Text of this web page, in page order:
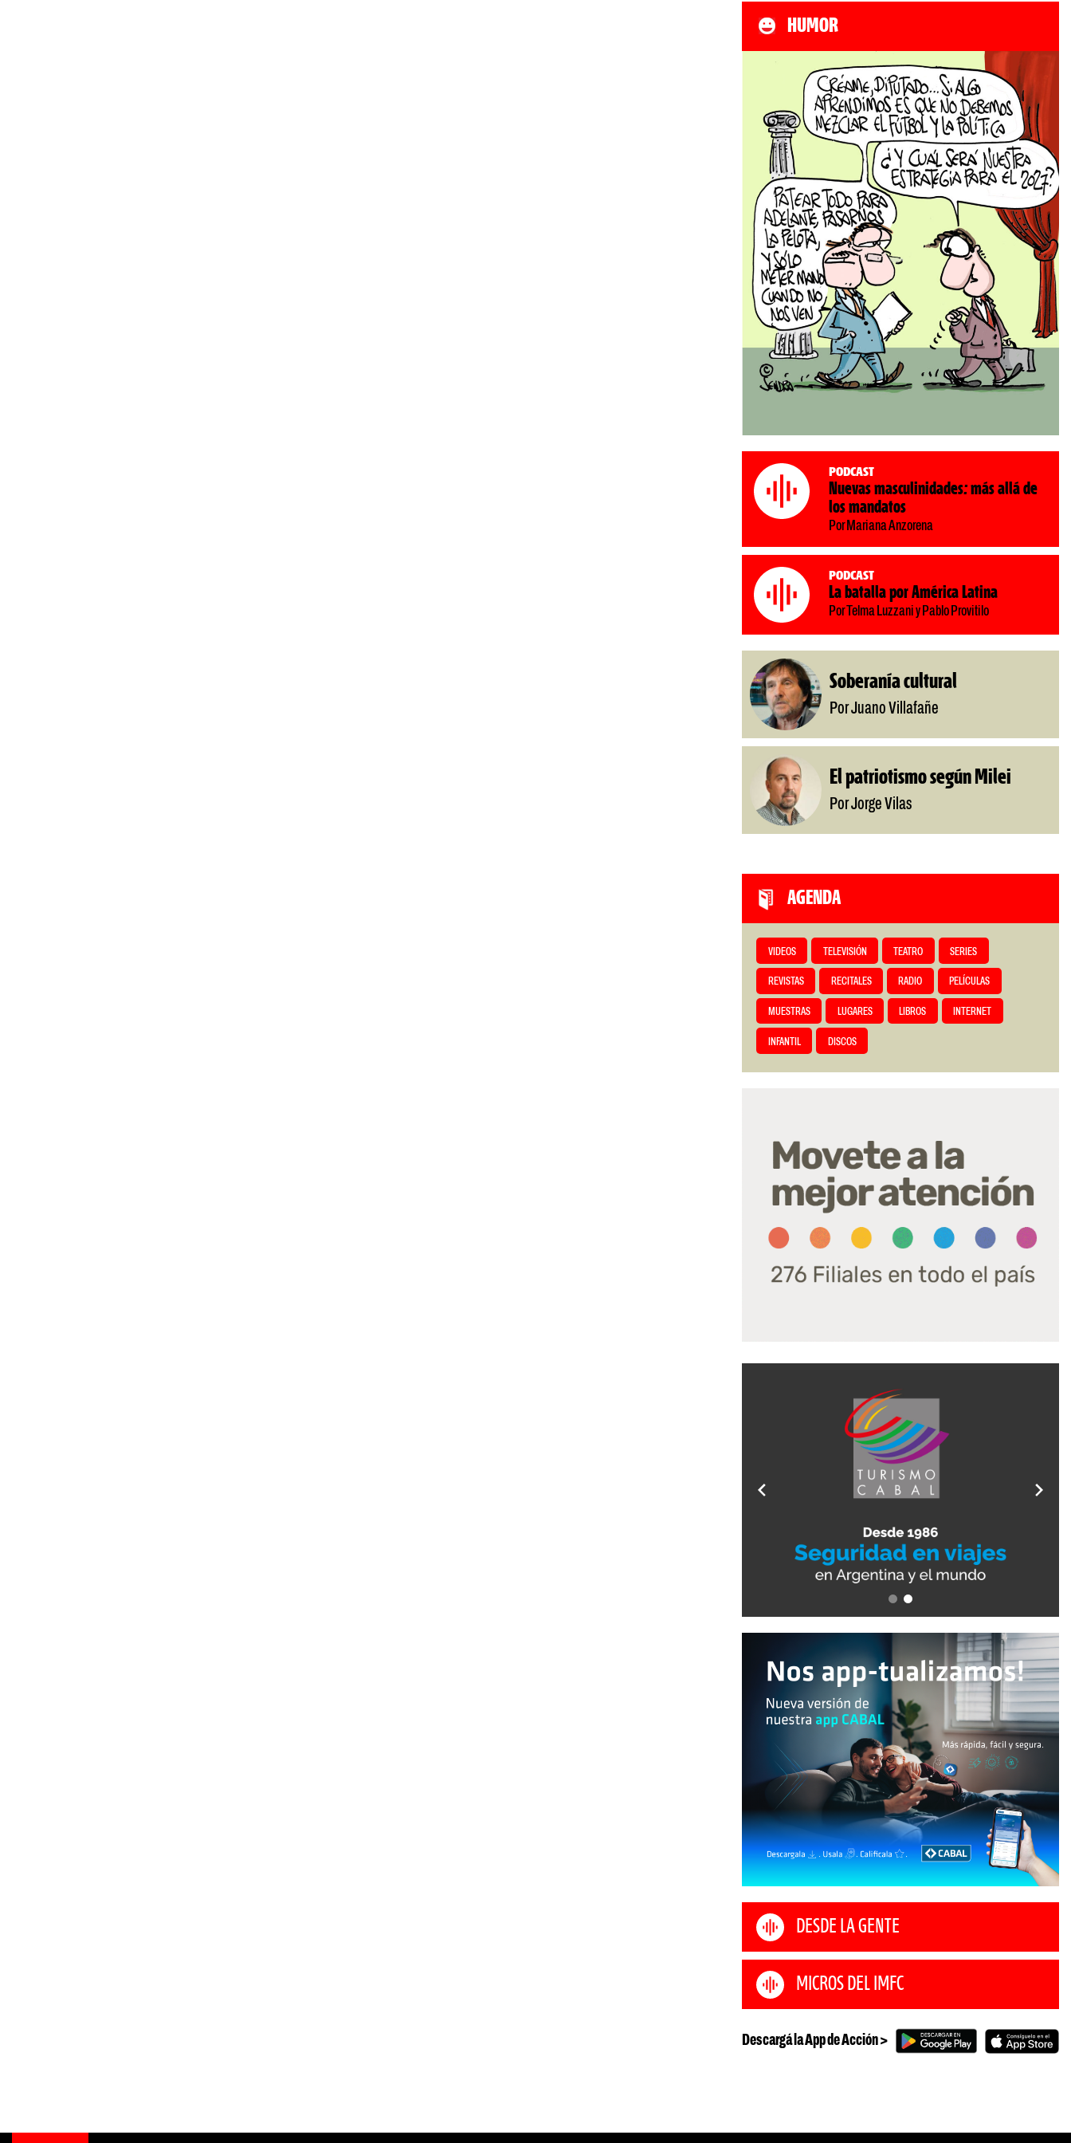
HUMOR
Podcast
Nuevas masculinidades: más allá de
los mandatos
Por Mariana Anzorena
Podcast
La batalla por América Latina
Por Telma Luzzani y Pablo Provitilo
Soberanía cultural
Por Juano Villafañe
El patriotismo según Milei
Por Jorge Vilas
AGENDA
VIDEOS TELEVISIÓN TEATRO SERIES
REVISTAS RECITALES RADIO PELÍCULAS
MUESTRAS LUGARES LIBROS INTERNET
INFANTIL DISCOS
DESDE LA GENTE
MICROS DEL IMFC
Descargá la App de Acción >